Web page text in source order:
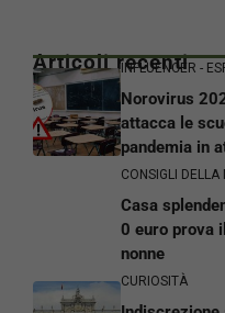
Articoli recenti
INFLUENCER -
Norovirus
attacca le
pandemia in
CONSIGLI DELLA
Casa
0 euro prova
nonne
CURIOSITÀ